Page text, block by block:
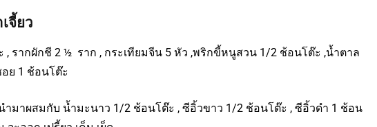
จี้ยว
, รากผักชี 2 ½ ราก , กระเทียมจีน 5 หัว ,พริกขี้หนูสวน 1/2 ช้อนโต๊ะ ,น้ำตาล
ย 1 ช้อนโต๊ะ
ำมาผสมกับ น้ำมะนาว 1/2 ช้อนโต๊ะ , ซีอิ้วขาว 1/2 ช้อนโต๊ะ , ซีอิ้วดำ 1 ช้อน